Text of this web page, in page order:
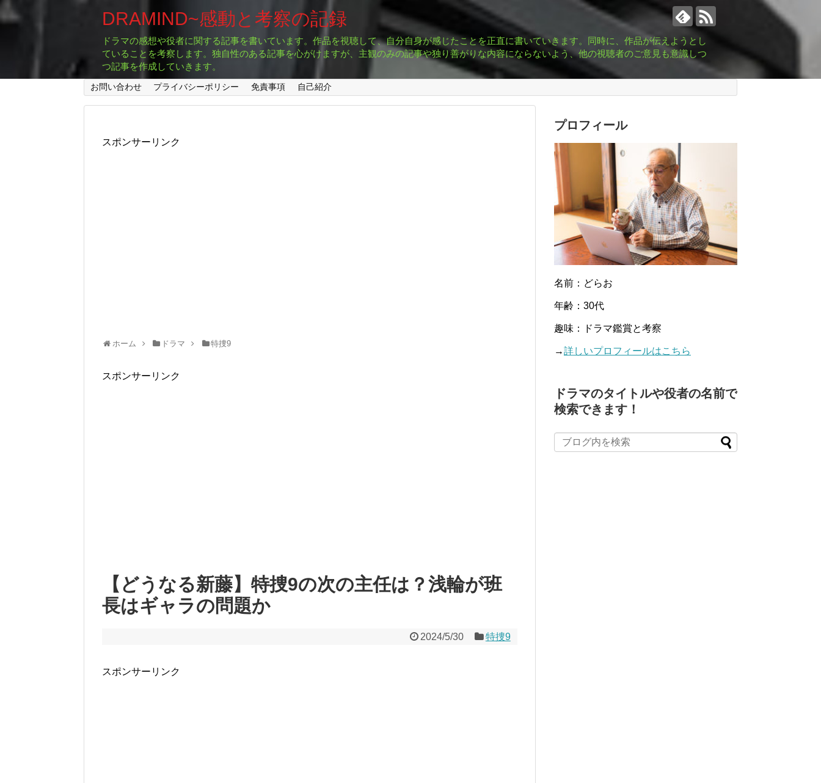
DRAMIND~感動と考察の記録
ドラマの感想や役者に関する記事を書いています。作品を視聴して、自分自身が感じたことを正直に書いていきます。同時に、作品が伝えようとし
ていることを考察します。独自性のある記事を心がけますが、主観のみの記事や独り善がりな内容にならないよう、他の視聴者のご意見も意識しつ
つ記事を作成していきます。
お問い合わせ プライバシーポリシー 免責事項 自己紹介
スポンサーリンク
ホーム ドラマ 特捜9
スポンサーリンク
【どうなる新藤】特捜9の次の主任は？浅輪が班
長はギャラの問題か
2024/5/30 特捜9
スポンサーリンク
プロフィール
名前：どらお
年齢：30代
趣味：ドラマ鑑賞と考察
→詳しいプロフィールはこちら
ドラマのタイトルや役者の名前で
検索できます！